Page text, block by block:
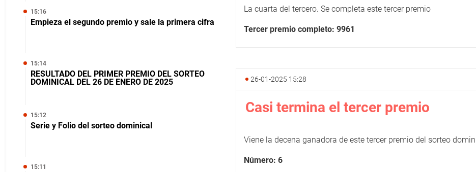
15:16
Empieza el segundo premio y sale la primera cifra
15:14
RESULTADO DEL PRIMER PREMIO DEL SORTEO
DOMINICAL DEL 26 DE ENERO DE 2025
15:12
Serie y Folio del sorteo dominical
15:11
La cuarta del tercero. Se completa este tercer premio
Tercer premio completo: 9961
26-01-2025 15:28
Casi termina el tercer premio
Viene la decena ganadora de este tercer premio del sorteo
Número: 6